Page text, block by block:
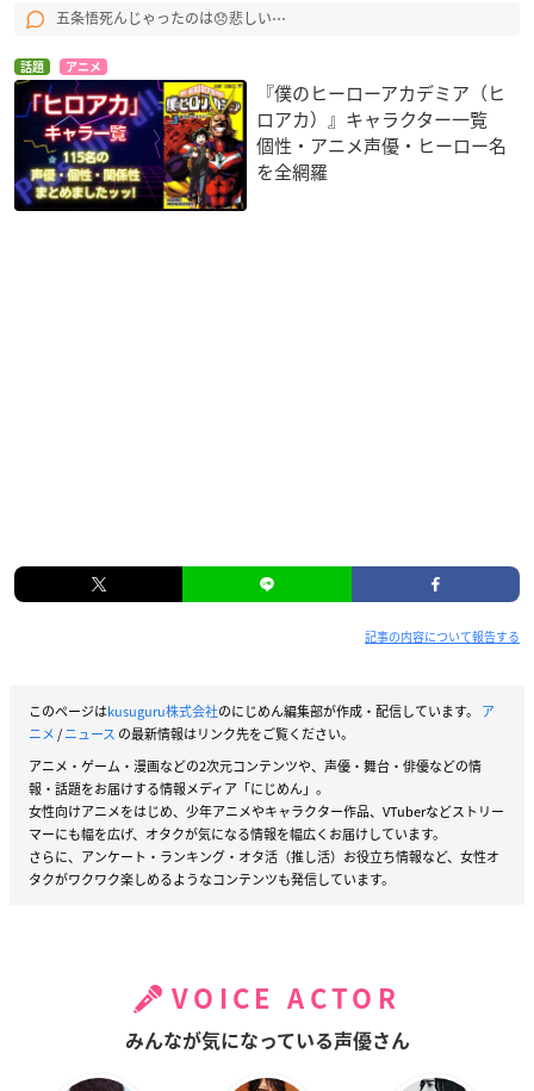
五条悟死んじゃったのは😞悲しい⋯
話題 アニメ
『僕のヒーローアカデミア（ヒ
ロアカ）』キャラクター一覧
個性・アニメ声優・ヒーロー名
を全網羅
記事の内容について報告する
このページはkusuguru株式会社のにじめん編集部が作成・配信しています。 ア
ニメ/ニュース の最新情報はリンク先をご覧ください。
アニメ・ゲーム・漫画などの2次元コンテンツや、声優・舞台・俳優などの情
報・話題をお届けする情報メディア「にじめん」。
女性向けアニメをはじめ、少年アニメやキャラクター作品、VTuberなどストリー
マーにも幅を広げ、オタクが気になる情報を幅広くお届けしています。
さらに、アンケート・ランキング・オタ活（推し活）お役立ち情報など、女性オ
タクがワクワク楽しめるようなコンテンツも発信しています。
VOICE ACTOR
みんなが気になっている声優さん